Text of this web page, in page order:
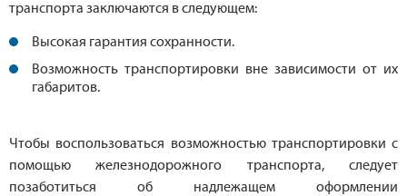
транспорта заключаются в следующем:
Высокая гарантия сохранности.
Возможность транспортировки вне зависимости от их
габаритов.
Чтобы воспользоваться возможностью транспортировки с
помощью железнодорожного транспорта, следует
позаботиться об надлежащем оформлении